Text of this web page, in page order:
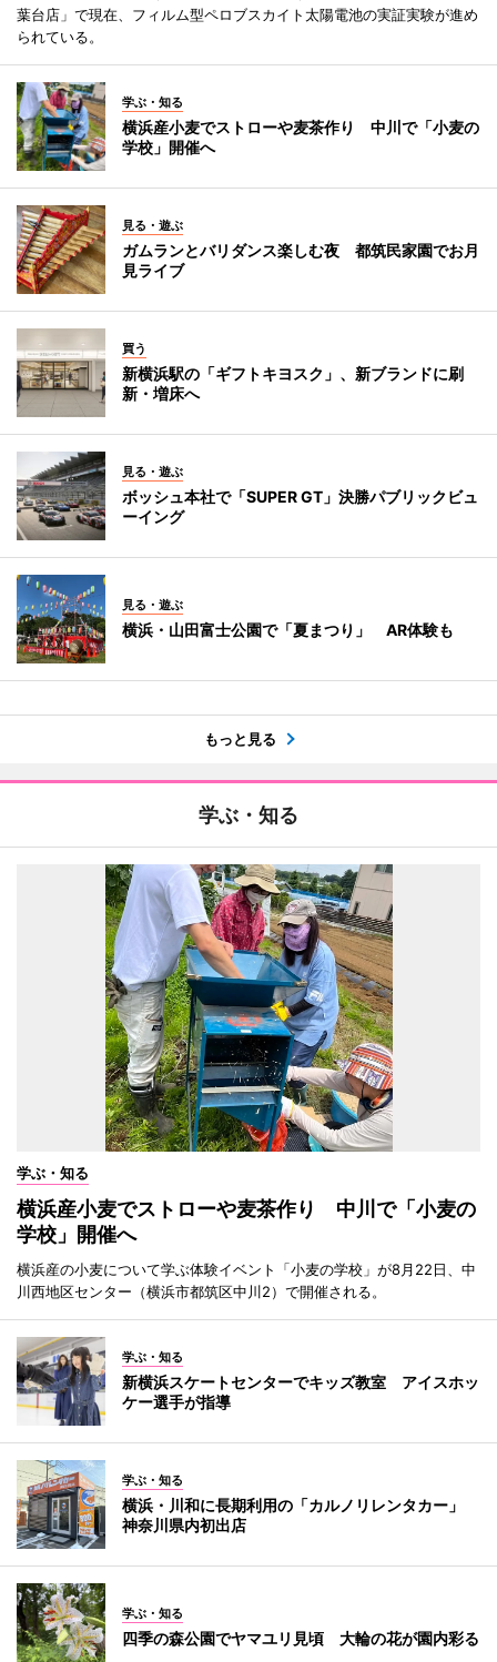
葉台店」で現在、フィルム型ペロブスカイト太陽電池の実証実験が進め
られている。
学ぶ・知る
横浜産小麦でストローや麦茶作り 中川で「小麦の
学校」開催へ
見る・遊ぶ
ガムランとバリダンス楽しむ夜 都筑民家園でお月
見ライブ
買う
新横浜駅の「ギフトキヨスク」、新ブランドに刷
新・増床へ
見る・遊ぶ
ボッシュ本社で「SUPER GT」決勝パブリックビュ
ーイング
見る・遊ぶ
横浜・山田富士公園で「夏まつり」 AR体験も
もっと見る
学ぶ・知る
学ぶ・知る
横浜産小麦でストローや麦茶作り 中川で「小麦の
学校」開催へ
横浜産の小麦について学ぶ体験イベント「小麦の学校」が8月22日、中
川西地区センター（横浜市都筑区中川2）で開催される。
学ぶ・知る
新横浜スケートセンターでキッズ教室 アイスホッ
ケー選手が指導
学ぶ・知る
横浜・川和に長期利用の「カルノリレンタカー」
神奈川県内初出店
学ぶ・知る
四季の森公園でヤマユリ見頃 大輪の花が園内彩る